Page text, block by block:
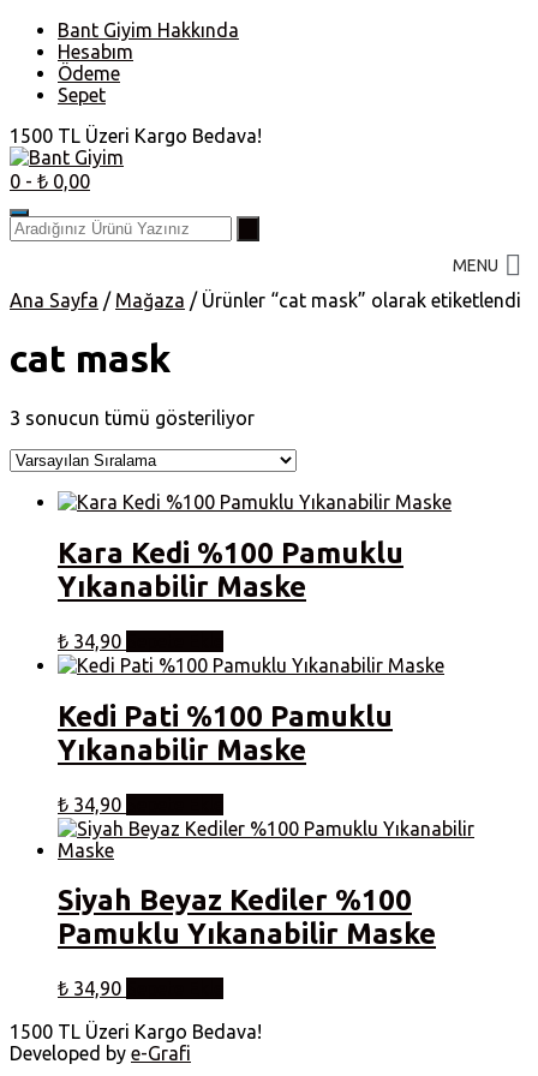
Skip
content
Bant Giyim Hakkında
Hesabım
Ödeme
Sepet
1500 TL Üzeri Kargo Bedava!
0 - ₺ 0,00
MENU
Ana Sayfa / Mağaza / Ürünler “cat mask” olarak etiketlendi
cat mask
3 sonucun tümü gösteriliyor
Kara Kedi %100 Pamuklu
Yıkanabilir Maske
₺ 34,90
Kedi Pati %100 Pamuklu
Yıkanabilir Maske
₺ 34,90
Siyah Beyaz Kediler %100
Pamuklu Yıkanabilir Maske
₺ 34,90
1500 TL Üzeri Kargo Bedava!
Developed by e-Grafi